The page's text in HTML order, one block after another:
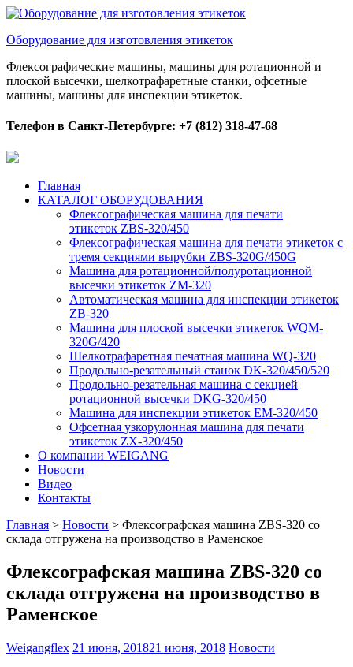
Оборудование для изготовления этикеток
Флексографические машины, машины для ротационной и
плоской высечки, шелкотрафаретные станки, офсетные
машины, машины для инспекции этикеток.
Телефон в Санкт-Петербурге: +7 (812) 318-47-68
Главная
КАТАЛОГ ОБОРУДОВАНИЯ
Флексографическая машина для печати
этикеток ZBS-320/450
Флексографическая машина для печати этикеток с
тремя секциями вырубки ZBS-320G/450G
Машина для ротационной/полуротационной
высечки этикеток ZM-320
Автоматическая машина для инспекции этикеток
ZB-320
Машина для плоской высечки этикеток WQM-
320G/420
Шелкотрафаретная печатная машина WQ-320
Продольно-резательный станок DK-320/450/520
Продольно-резательная машина с секцией
ротационной высечки DKG-320/450
Машина для инспекции этикеток EM-320/450
Офсетная узкорулонная машина для печати
этикеток ZX-320/450
О компании WEIGANG
Новости
Видео
Контакты
Главная > Новости > Флексографская машина ZBS-320 со
склада отгружена на производство в Раменское
Флексографская машина ZBS-320 со
склада отгружена на производство в
Раменское
Weigangflex 21 июня, 201821 июня, 2018 Новости